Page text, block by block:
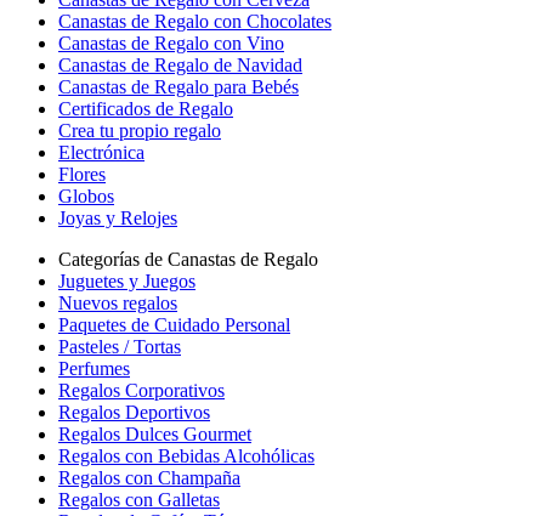
Canastas de Regalo con Chocolates
Canastas de Regalo con Vino
Canastas de Regalo de Navidad
Canastas de Regalo para Bebés
Certificados de Regalo
Crea tu propio regalo
Electrónica
Flores
Globos
Joyas y Relojes
Categorías de Canastas de Regalo
Juguetes y Juegos
Nuevos regalos
Paquetes de Cuidado Personal
Pasteles / Tortas
Perfumes
Regalos Corporativos
Regalos Deportivos
Regalos Dulces Gourmet
Regalos con Bebidas Alcohólicas
Regalos con Champaña
Regalos con Galletas